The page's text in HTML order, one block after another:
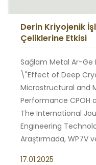
Derin Kriyojenik
Çeliklerine Etkisi
Sağlam Metal Ar-Ge
\"Effect of Deep
Microstructural and
Performance CPOH
The International
Engineering
Araştırmada, WP7V
17.01.2025